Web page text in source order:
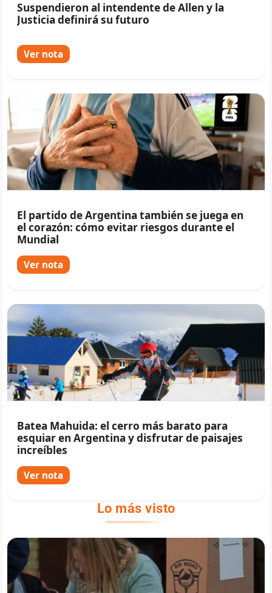
Suspendieron al intendente de Allen y la
Justicia definirá su futuro
Ver nota
El partido de Argentina también se juega en
el corazón: cómo evitar riesgos durante el
Mundial
Ver nota
Batea Mahuida: el cerro más barato para
esquiar en Argentina y disfrutar de paisajes
increíbles
Ver nota
Lo más visto